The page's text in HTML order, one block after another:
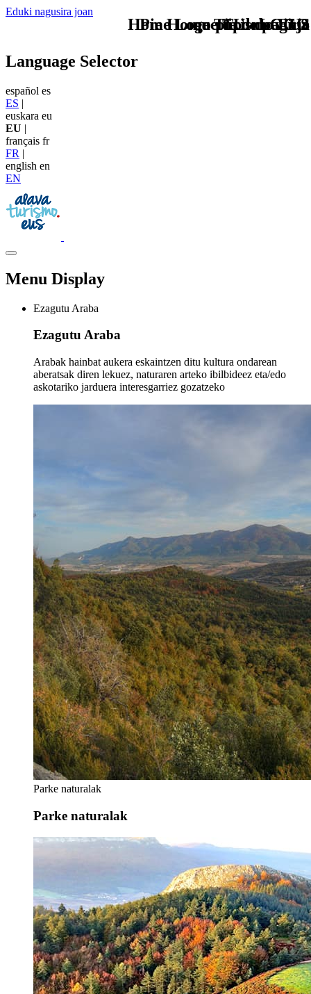
Eduki nagusira joan
TU - LOGO
Language Selector
español es
ES |
euskara eu
EU |
français fr
FR |
english en
EN
Menu Display
Ezagutu Araba
Ezagutu Araba
Arabak hainbat aukera eskaintzen ditu kultura ondarean
aberatsak diren lekuez, naturaren arteko ibilbideez eta/edo
askotariko jarduera interesgarriez gozatzeko
Parke naturalak
Parke naturalak
que tipo de viaje
Home Logo pie de página
Pie Home Turismo EUS